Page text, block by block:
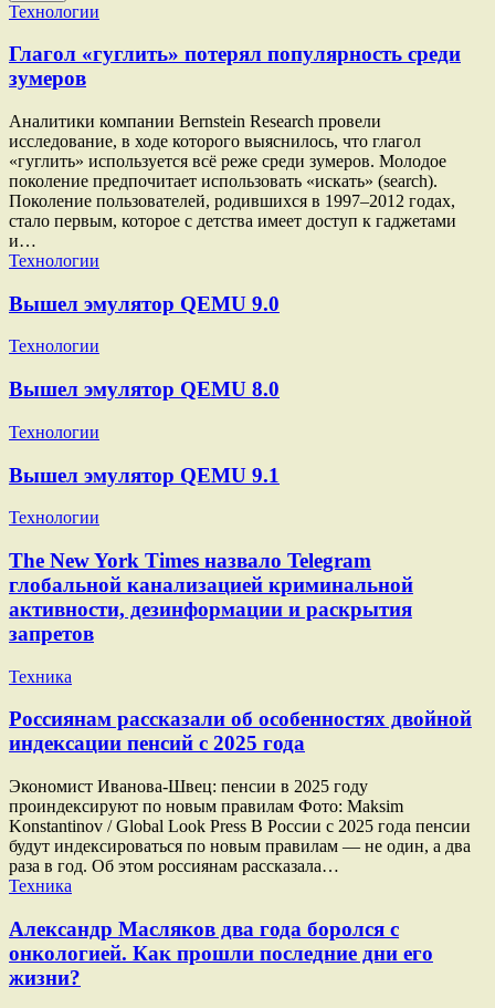
Технологии
Глагол «гуглить» потерял популярность среди
зумеров
Аналитики компании Bernstein Research провели
исследование, в ходе которого выяснилось, что глагол
«гуглить» используется всё реже среди зумеров. Молодое
поколение предпочитает использовать «искать» (search).
Поколение пользователей, родившихся в 1997–2012 годах,
стало первым, которое с детства имеет доступ к гаджетами
и…
Технологии
Вышел эмулятор QEMU 9.0
Технологии
Вышел эмулятор QEMU 8.0
Технологии
Вышел эмулятор QEMU 9.1
Технологии
The New York Times назвало Telegram
глобальной канализацией криминальной
активности, дезинформации и раскрытия
запретов
Техника
Россиянам рассказали об особенностях двойной
индексации пенсий с 2025 года
Экономист Иванова-Швец: пенсии в 2025 году
проиндексируют по новым правилам Фото: Maksim
Konstantinov / Global Look Press В России с 2025 года пенсии
будут индексироваться по новым правилам — не один, а два
раза в год. Об этом россиянам рассказала…
Техника
Александр Масляков два года боролся с
онкологией. Как прошли последние дни его
жизни?